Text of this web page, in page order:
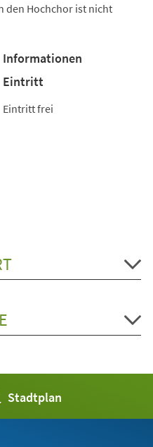
den Hochchor ist nicht
Informationen
Eintritt
Eintritt frei
Stadtplan